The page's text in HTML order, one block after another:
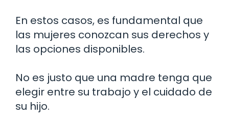
En estos casos, es fundamental que
las mujeres conozcan sus derechos y
las opciones disponibles.
No es justo que una madre tenga que
elegir entre su trabajo y el cuidado de
su hijo.